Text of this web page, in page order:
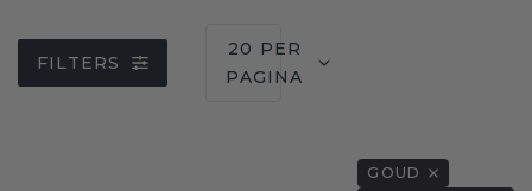
FILTERS
20 PER
PAGINA
GOUD